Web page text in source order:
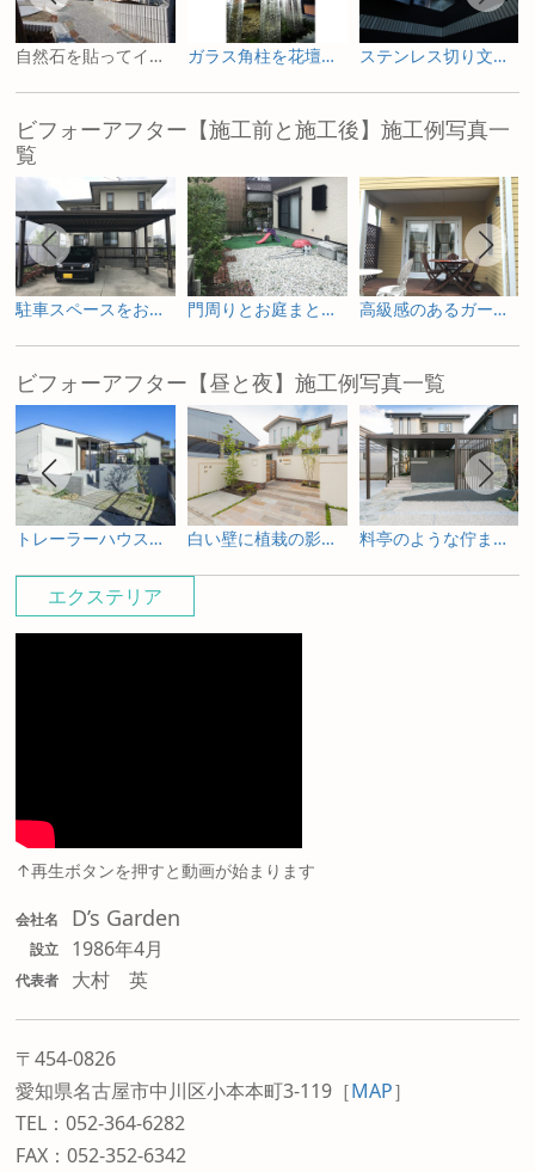
エクステリア
↑再生ボタンを押すと動画が始まります
会社名 D’s Garden
設立 1986年4月
代表者 大村 英
〒454-0826
愛知県名古屋市中川区小本本町3-119 ［MAP］
TEL：052-364-6282
FAX：052-352-6342
自然石を貼ってインパクトのある門まわりに ガラス角柱を花壇に埋め込んでライトアップ ステンレス切り文字表札にLEDを仕込んで夜も素敵に演出
ビフォーアフター【施工前と施工後】施工例写真一
覧
駐車スペースをお庭へ ガーデニングを楽しむためのリフォーム 門周りとお庭まとめて一新した外構リフォーム 高級感のあるガーデンルームで寛ぐリフォーム庭工事
ビフォーアフター【昼と夜】施工例写真一覧
トレーラーハウスの新築外構とガーデンデザイン 白い壁に植栽の影が揺れる新築外構 料亭のような佇まいを照明で包み込む新築外構